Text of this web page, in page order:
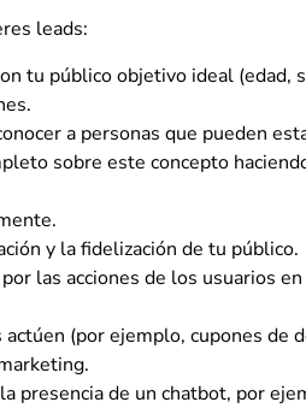
leads:
tu público objetivo ideal
a personas que pueden
sobre este concepto
y la fidelización de tu público.
las acciones de los usuarios
(por ejemplo, cupones de
presencia de un chatbot, por